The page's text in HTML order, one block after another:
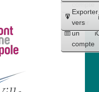
compte
Créer
un
compte
Exporter
vers